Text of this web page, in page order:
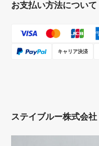
お支払い方法について
キャリア決済
ステイブルー株式会社